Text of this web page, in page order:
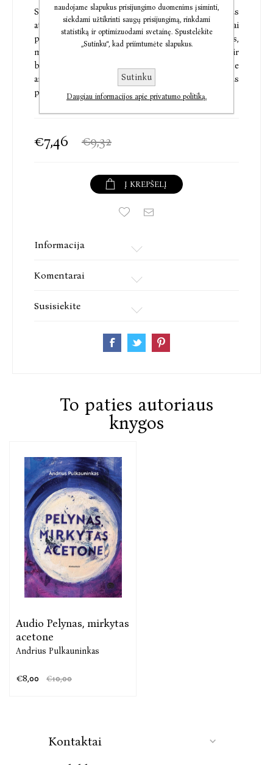
Siurrealistiškai pinasi tyrėjos dabartis ir Andriaus
ateitis. Paraleliai sugretinamos dvi viena kitai
prieštaraujančios alternatyvos: homo sovietikus,
mokantis dirbti iki sąmonės netekimo, ir
besimėgaujantis bohemišku gyvenimu bei tinginyste
animus animalis. Panika ir atodrėkis gausaus
pasirinkimo akivaizdoje.
€7,46 €9,32
Į KREPŠELĮ
Informacija
Komentarai
Susisiekite
To paties autoriaus
knygos
Audio Pelynas, mirkytas
acetone
Andrius Pulkauninkas
€8,00 €10,00
Kontaktai
naudojame slapukus prisijungimo duomenims įsiminti,
siekdami užtikrinti saugų prisijungimą, rinkdami
statistiką ir optimizuodami svetainę. Spustelėkite
„Sutinku“, kad priimtumėte slapukus.
Sutinku
Daugiau informacijos apie privatumo politiką.